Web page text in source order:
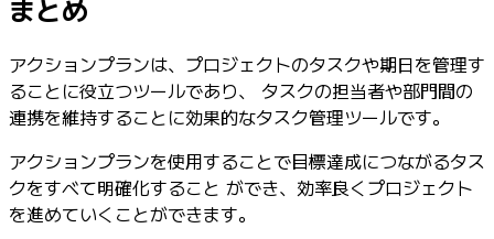
まとめ
アクションプランは、プロジェクトのタスクや期日を管理す
ることに役立つツールであり、 タスクの担当者や部門間の
連携を維持することに効果的なタスク管理ツールです。
アクションプランを使用することで目標達成につながるタス
クをすべて明確化すること ができ、効率良くプロジェクト
を進めていくことができます。